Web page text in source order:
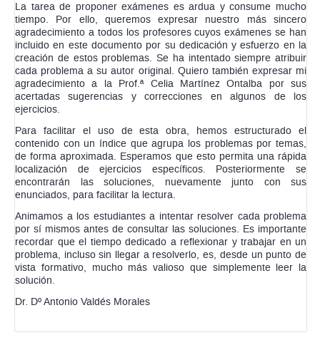
La tarea de proponer exámenes es ardua y consume mucho
tiempo. Por ello, queremos expresar nuestro más sincero
agradecimiento a todos los profesores cuyos exámenes se han
incluido en este documento por su dedicación y esfuerzo en la
creación de estos problemas. Se ha intentado siempre atribuir
cada problema a su autor original. Quiero también expresar mi
agradecimiento a la Prof.ª Celia Martínez Ontalba por sus
acertadas sugerencias y correcciones en algunos de los
ejercicios.
Para facilitar el uso de esta obra, hemos estructurado el
contenido con un índice que agrupa los problemas por temas,
de forma aproximada. Esperamos que esto permita una rápida
localización de ejercicios específicos. Posteriormente se
encontrarán las soluciones, nuevamente junto con sus
enunciados, para facilitar la lectura.
Animamos a los estudiantes a intentar resolver cada problema
por sí mismos antes de consultar las soluciones. Es importante
recordar que el tiempo dedicado a reflexionar y trabajar en un
problema, incluso sin llegar a resolverlo, es, desde un punto de
vista formativo, mucho más valioso que simplemente leer la
solución.
Dr. Dº Antonio Valdés Morales